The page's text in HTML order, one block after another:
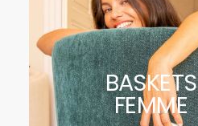
BASKETS
FEMME